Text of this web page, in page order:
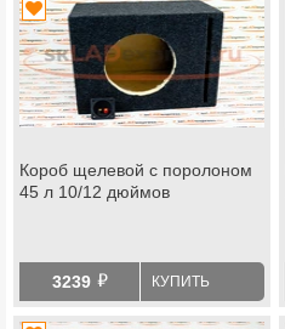
Короб щелевой с поролоном
45 л 10/12 дюймов
3239 й КУПИТЬ